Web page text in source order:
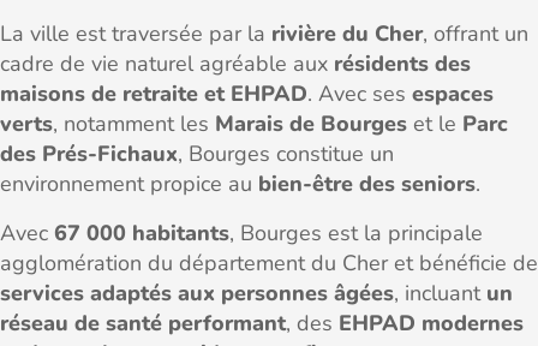
La ville est traversée par la rivière du Cher, offrant un
cadre de vie naturel agréable aux résidents des
maisons de retraite et EHPAD. Avec ses espaces
verts, notamment les Marais de Bourges et le Parc
des Prés-Fichaux, Bourges constitue un
environnement propice au bien-être des seniors.
Avec 67 000 habitants, Bourges est la principale
agglomération du département du Cher et bénéficie de
services adaptés aux personnes âgées, incluant un
réseau de santé performant, des EHPAD modernes